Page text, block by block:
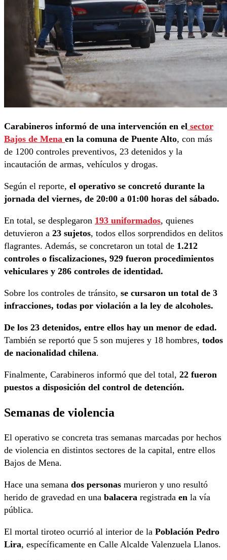
Carabineros informó de una intervención en el sector
Bajos de Mena en la comuna de Puente Alto, con más
de 1200 controles preventivos, 23 detenidos y la
incautación de armas, vehículos y drogas.
Según el reporte, el operativo se concretó durante la
jornada del viernes, de 20:00 a 01:00 horas del sábado.
En total, se desplegaron 193 uniformados, quienes
detuvieron a 23 sujetos, todos ellos sorprendidos en delitos
flagrantes. Además, se concretaron un total de 1.212
controles o fiscalizaciones, 929 fueron procedimientos
vehiculares y 286 controles de identidad.
Sobre los controles de tránsito, se cursaron un total de 3
infracciones, todas por violación a la ley de alcoholes.
De los 23 detenidos, entre ellos hay un menor de edad.
También se reportó que 5 son mujeres y 18 hombres, todos
de nacionalidad chilena.
Finalmente, Carabineros informó que del total, 22 fueron
puestos a disposición del control de detención.
Semanas de violencia
El operativo se concreta tras semanas marcadas por hechos
de violencia en distintos sectores de la capital, entre ellos
Bajos de Mena.
Hace una semana dos personas murieron y uno resultó
herido de gravedad en una balacera registrada en la vía
pública.
El mortal tiroteo ocurrió al interior de la Población Pedro
Lira, específicamente en Calle Alcalde Valenzuela Llanos.